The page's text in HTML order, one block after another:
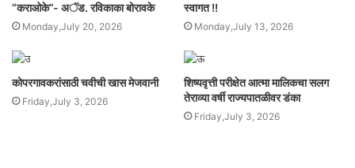
“कराओके”- अॅड. रविकाका बोरावके
Monday,July 20, 2026
स्वागत !!
Monday,July 13, 2026
कोपरगावकरांसाठी चवीची खास मेजवानी
Friday,July 3, 2026
शिष्यवृत्ती परीक्षेत आत्मा मालिकचा सलग
तेराव्या वर्षी राज्यपातळीवर डंका
Friday,July 3, 2026